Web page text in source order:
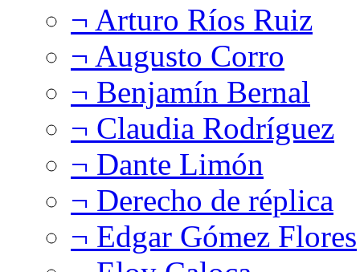
¬ Arturo Ríos Ruiz
¬ Augusto Corro
¬ Benjamín Bernal
¬ Claudia Rodríguez
¬ Dante Limón
¬ Derecho de réplica
¬ Edgar Gómez Flores